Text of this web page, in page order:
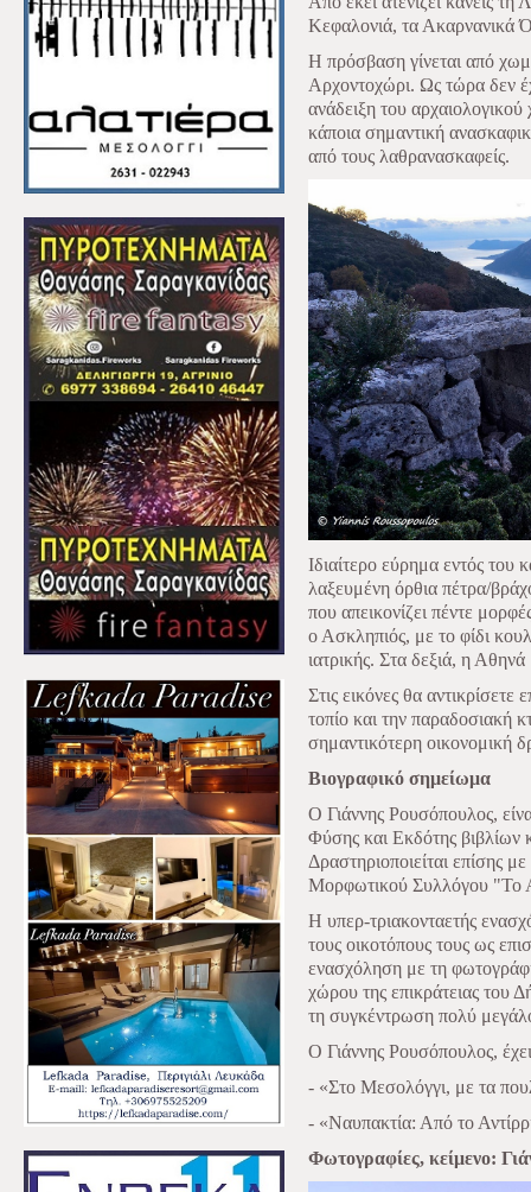
Κεφαλονιά, τα Ακαρνανικά
Η πρόσβαση γίνεται από
Αρχοντοχώρι. Ως τώρα δεν
ανάδειξη του
κάποια σημαντική
από τους λαθρανασκαφείς.
Ιδιαίτερο εύρημα εντός του
λαξευμένη όρθια πέτρα/
που απεικονίζει πέντε
ο Ασκληπιός, με το φίδι
ιατρικής. Στα δεξιά, η
Στις εικόνες θα αντικρίσετε
τοπίο και την παραδοσιακή
σημαντικότερη οικονομική
Βιογραφικό σημείωμα
Ο Γιάννης Ρουσόπουλος,
Φύσης και Εκδότης βιβλίων
Δραστηριοποιείται επίσης
Μορφωτικού Συλλόγου "Το
Η υπερ-τριακονταετής
τους οικοτόπους τους ως
ενασχόληση με τη
χώρου της επικράτειας του
τη συγκέντρωση πολύ
Ο Γιάννης Ρουσόπουλος,
- «Στο Μεσολόγγι, με τα
- «Ναυπακτία: Από το
Φωτογραφίες, κείμενο: